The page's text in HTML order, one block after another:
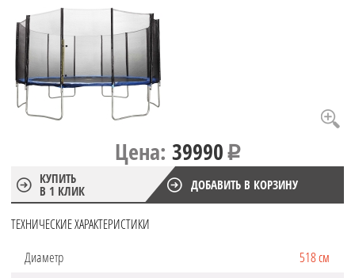
Цена: 39990
КУПИТЬ
В 1 КЛИК
ДОБАВИТЬ В КОРЗИНУ
ТЕХНИЧЕСКИЕ ХАРАКТЕРИСТИКИ
Диаметр
518 см